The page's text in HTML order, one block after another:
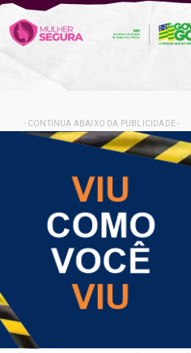
- CONTINUA ABAIXO DA PUBLICIDADE -